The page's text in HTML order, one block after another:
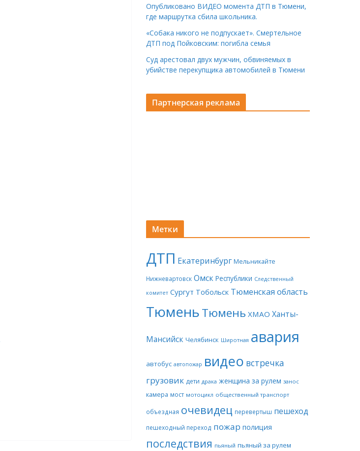
Опубликовано ВИДЕО момента ДТП в Тюмени,
где маршрутка сбила школьника.
«Собака никого не подпускает». Смертельное
ДТП под Пойковским: погибла семья
Суд арестовал двух мужчин, обвиняемых в
убийстве перекупщика автомобилей в Тюмени
Партнерская реклама
Метки
ДТП Екатеринбург Мельникайте
Нижневартовск Омск Республики Следственный
комитет Сургут Тобольск Тюменская область
ТюменьТюмень ХМАО Ханты-
Мансийск Челябинск Широтная авария
автобус автопожар видео встречка
грузовик дети драка женщина за рулем занос
камера мост мотоцикл общественный транспорт
объездная очевидец перевертыш пешеход
пешеходный переход пожар полиция
последствия пьяный пьяный за рулем